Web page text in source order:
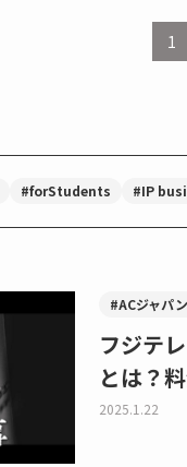
1
#forStudents #IP
#ACジャパン
フジテ
とは？
2025.1.22